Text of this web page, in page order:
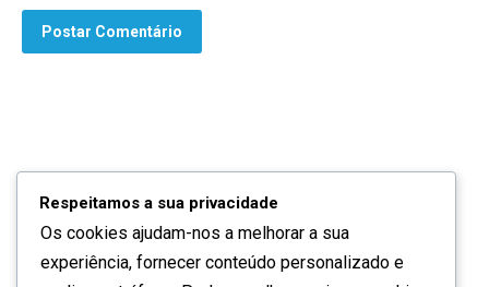
Postar Comentário
Quem somos
Respeitamos a sua privacidade
Os cookies ajudam-nos a melhorar a sua
experiência, fornecer conteúdo personalizado e